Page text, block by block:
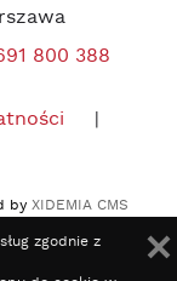
800 388
by XIDEMIA CMS
zgodnie z